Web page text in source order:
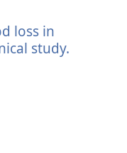
loss in
study.